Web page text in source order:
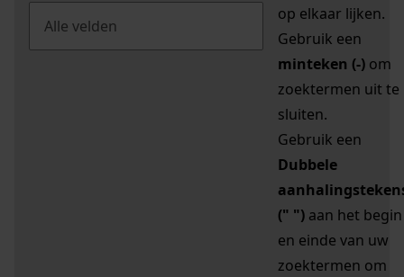
op elkaar lijken.
Gebruik een
minteken (-) om
zoektermen uit te
sluiten.
Gebruik een
Dubbele
(" ") aan het begin
en einde van uw
zoektermen om